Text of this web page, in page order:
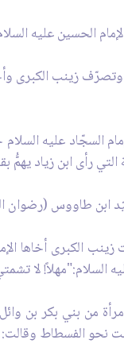
الحسين عليه
زينب الكبرى
السجّاد عليه
رأى ابن زياد يهمُّ
ابن طاووس (رضوان
الكبرى أخاها
السلام:"مهلاً! لا تشمتي
من بني بكر بن
نحو الفسطاط وقالت: